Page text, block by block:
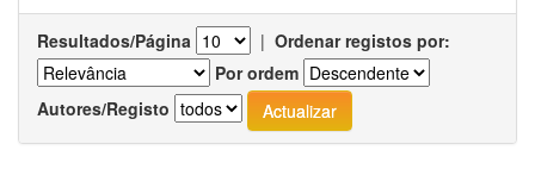
Resultados/Página | Ordenar registos por:
Por ordem
Autores/Registo